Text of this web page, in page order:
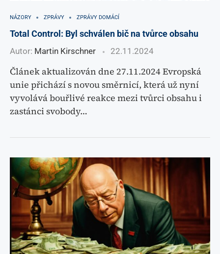
NÁZORY ZPRÁVY ZPRÁVY DOMÁCÍ
Total Control: Byl schválen bič na tvůrce obsahu
Autor: Martin Kirschner 22.11.2024
Článek aktualizován dne 27.11.2024 Evropská
unie přichází s novou směrnicí, která už nyní
vyvolává bouřlivé reakce mezi tvůrci obsahu i
zastánci svobody…